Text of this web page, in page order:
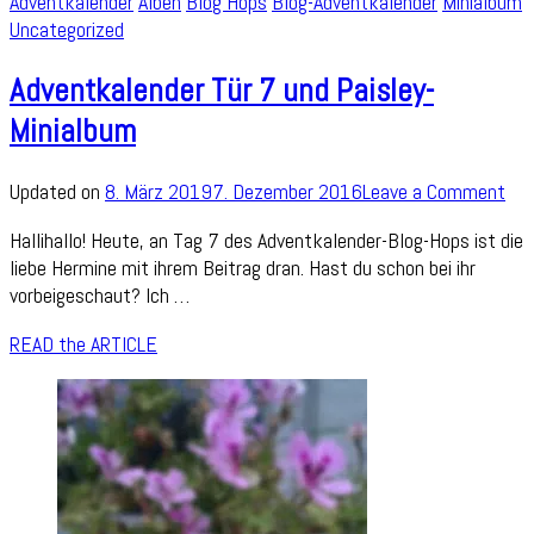
Uncategorized
Adventkalender Tür 7 und Paisley-
Minialbum
Updated on 8. März 20197. Dezember 2016Leave a Comment
Tür
Hallihallo! Heute, an Tag 7 des Adventkalender-Blog-Hops ist die
liebe Hermine mit ihrem Beitrag dran. Hast du schon bei ihr
vorbeigeschaut? Ich …
READ the ARTICLE